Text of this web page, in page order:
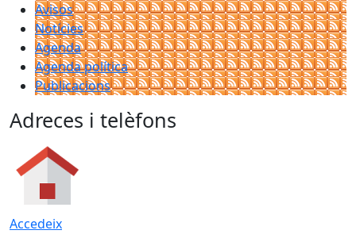
Avisos
Notícies
Agenda
Agenda política
Publicacions
Adreces i telèfons
Accedeix